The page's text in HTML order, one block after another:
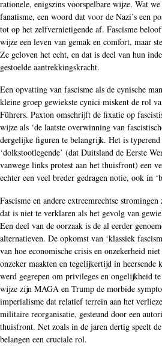
rationele, enigszins voorspelbare wijze. Wat
fanatisme, een woord dat voor de Nazi’s een
tot op het zelfvernietigende af. Fascisme
wijze een leven van gemak en comfort, maar
Ze geloven het echt, en dat is deel van hun
gestoelde aantrekkingskracht.
Een opvatting van fascisme als de cynische
kleine groep gewiekste cynici miskent de rol
Führers. Paxton omschrijft de fixatie op
wijze als ‘de laatste overwinning van
dergelijke figuren te belangrijk. Het is
‘dolkstootlegende’ (dat Duitsland de Eerste
vanwege links protest aan het thuisfront) een
echter een veel breder gedragen notie, ook in
Fascisme en andere extreemrechtse
dat is niet te verklaren als het gevolg van
Een deel van de oorzaak is de al eerder
alternatieven. De opkomst van ‘klassiek
van hoe economische crisis en onzekerheid
onzeker maakten en tegelijkertijd in heersende
werd gegrepen om privileges en ongelijkheid
wijze zijn MAGA en Trump de morbide
imperialisme dat relatief terrein aan het
militaire reorganisatie, gesteund door een
thuisfront. Net zoals in de jaren dertig speelt
belangen een cruciale rol.